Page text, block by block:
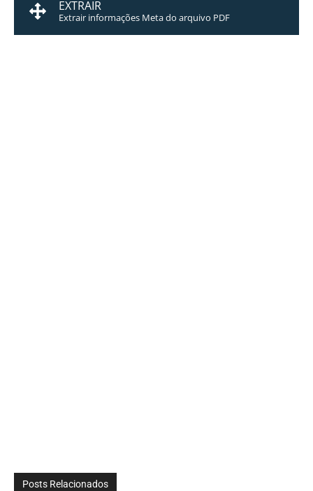
EXTRAIR
Extrair informações Meta do arquivo PDF
Posts Relacionados